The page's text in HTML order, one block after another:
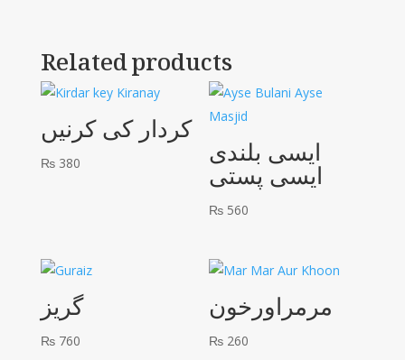
Related products
کردار کی کرنیں
₨380 ایسی بلندی
ایسی پستی
₨ 560
گریز
₨760
مرمراورخون
₨ 260